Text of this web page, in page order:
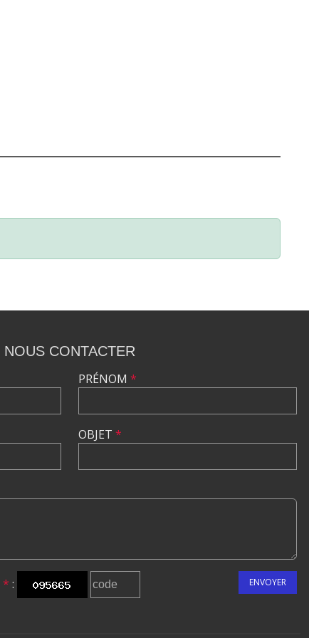
NOUS CONTACTER
PRÉNOM *
OBJET *
* : ENVOYER